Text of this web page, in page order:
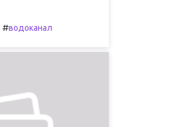
#водоканал